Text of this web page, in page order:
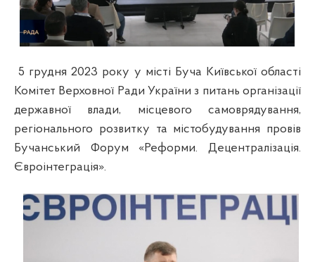
5 грудня 2023 року у місті Буча Київської області
Комітет Верховної Ради України з питань організації
державної влади, місцевого самоврядування,
регіонального розвитку та містобудування провів
Бучанський Форум «Реформи. Децентралізація.
Євроінтеграція».